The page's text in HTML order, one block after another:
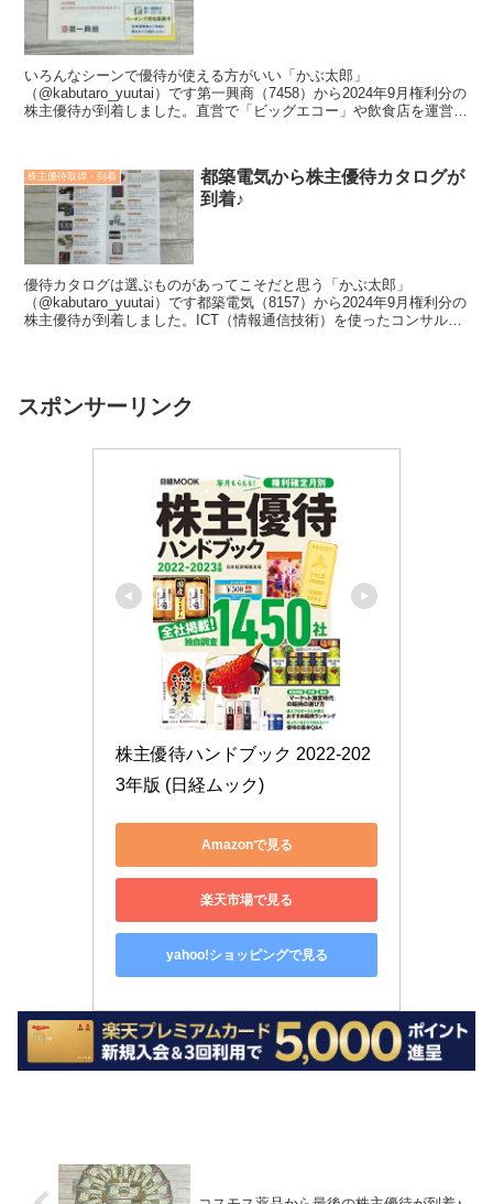
いろんなシーンで優待が使える方がいい「かぶ太郎」
（@kabutaro_yuutai）です第一興商（7458）から2024年9月権利分の
株主優待が到着しました。直営で「ビッグエコー」や飲食店を運営し
株主優待取得・到着
都築電気から株主優待カタログが
到着♪
優待カタログは選ぶものがあってこそだと思う「かぶ太郎」
（@kabutaro_yuutai）です都築電気（8157）から2024年9月権利分の
株主優待が到着しました。ICT（情報通信技術）を使ったコンサルテ
スポンサーリンク
株主優待ハンドブック 2022-202
3年版 (日経ムック)
Amazonで見る
楽天市場で見る
yahoo!ショッピングで見る